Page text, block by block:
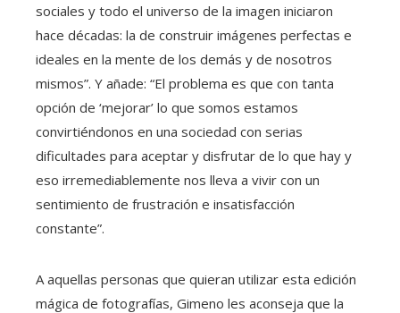
sociales y todo el universo de la imagen iniciaron
hace décadas: la de construir imágenes perfectas e
ideales en la mente de los demás y de nosotros
mismos”. Y añade: “El problema es que con tanta
opción de ‘mejorar’ lo que somos estamos
convirtiéndonos en una sociedad con serias
dificultades para aceptar y disfrutar de lo que hay y
eso irremediablemente nos lleva a vivir con un
sentimiento de frustración e insatisfacción
constante”.
A aquellas personas que quieran utilizar esta edición
mágica de fotografías, Gimeno les aconseja que la